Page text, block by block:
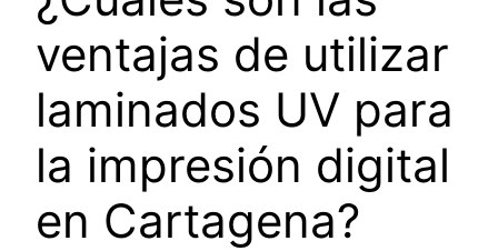
ventajas de utilizar
laminados UV para
la impresión digital
en Cartagena?